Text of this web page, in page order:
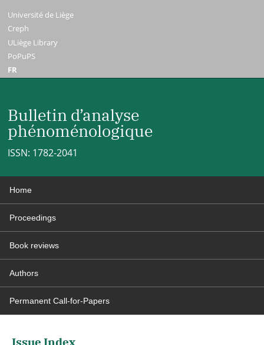
Université de Liège
Creph
ULiège Library
PoPuPS
FR
Bulletin d’analyse
phénoménologique
ISSN: 1782-2041
Home
Proceedings
Book reviews
Authors
Permanent Call-for-Papers
Issue Index